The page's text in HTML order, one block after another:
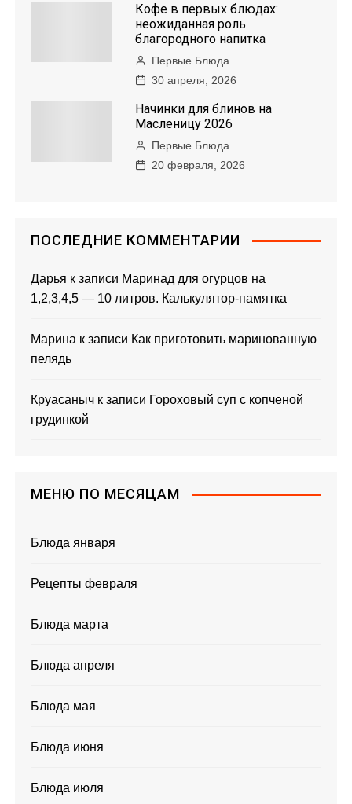
Кофе в первых блюдах:
неожиданная роль
благородного напитка
Первые Блюда
30 апреля, 2026
Начинки для блинов на
Масленицу 2026
Первые Блюда
20 февраля, 2026
ПОСЛЕДНИЕ КОММЕНТАРИИ
Дарья к записи Маринад для огурцов на
1,2,3,4,5 — 10 литров. Калькулятор-памятка
Марина к записи Как приготовить маринованную
пелядь
Круасаныч к записи Гороховый суп с копченой
грудинкой
МЕНЮ ПО МЕСЯЦАМ
Блюда января
Рецепты февраля
Блюда марта
Блюда апреля
Блюда мая
Блюда июня
Блюда июля